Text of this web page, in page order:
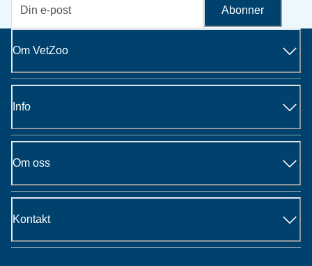
Abonner
Om VetZoo
Info
Om oss
Kontakt